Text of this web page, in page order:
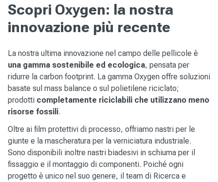
Scopri Oxygen: la nostra
innovazione più recente
La nostra ultima innovazione nel campo delle pellicole è
una gamma sostenibile ed ecologica, pensata per
ridurre la carbon footprint. La gamma Oxygen offre soluzioni
basate sul mass balance o sul polietilene riciclato;
prodotti completamente riciclabili che utilizzano meno
risorse fossili.
Oltre ai film protettivi di processo, offriamo nastri per le
giunte e la mascheratura per la verniciatura industriale.
Sono disponibili inoltre nastri biadesivi in schiuma per il
fissaggio e il montaggio di componenti. Poiché ogni
progetto è unico nel suo genere, il team di Ricerca e